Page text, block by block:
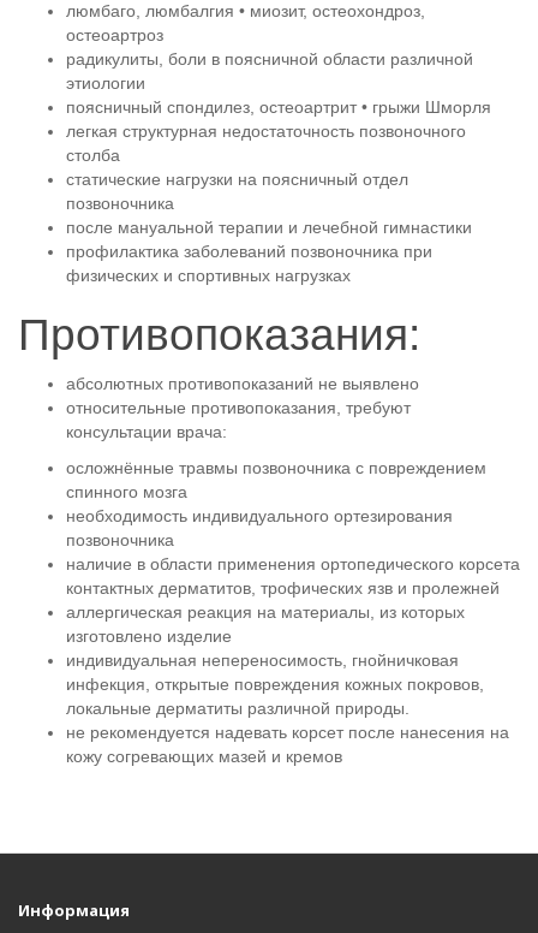
люмбаго, люмбалгия • миозит, остеохондроз,
остеоартроз
радикулиты, боли в поясничной области различной
этиологии
поясничный спондилез, остеоартрит • грыжи Шморля
легкая структурная недостаточность позвоночного
столба
статические нагрузки на поясничный отдел
позвоночника
после мануальной терапии и лечебной гимнастики
профилактика заболеваний позвоночника при
физических и спортивных нагрузках
Противопоказания:
абсолютных противопоказаний не выявлено
относительные противопоказания, требуют
консультации врача:
осложнённые травмы позвоночника с повреждением
спинного мозга
необходимость индивидуального ортезирования
позвоночника
наличие в области применения ортопедического корсета
контактных дерматитов, трофических язв и пролежней
аллергическая реакция на материалы, из которых
изготовлено изделие
индивидуальная непереносимость, гнойничковая
инфекция, открытые повреждения кожных покровов,
локальные дерматиты различной природы.
не рекомендуется надевать корсет после нанесения на
кожу согревающих мазей и кремов
Информация